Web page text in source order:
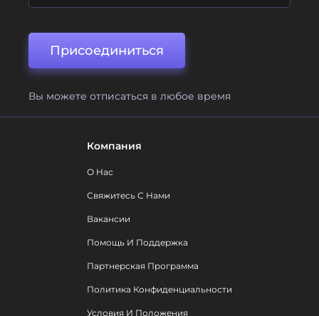
Присоединиться
Вы можете отписаться в любое время
Компания
О Нас
Свяжитесь С Нами
Вакансии
Помощь И Поддержка
Партнерская Программа
Политика Конфиденциальности
Условия И Положения